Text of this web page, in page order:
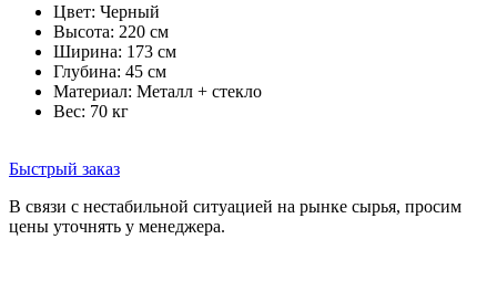
Цвет: Черный
Высота: 220 см
Ширина: 173 см
Глубина: 45 см
Материал: Металл + стекло
Вес: 70 кг
Быстрый заказ
В связи с нестабильной ситуацией на рынке сырья, просим
цены уточнять у менеджера.